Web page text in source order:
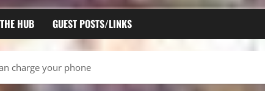
THE HUB GUEST POSTS/LINKS
charge your phone